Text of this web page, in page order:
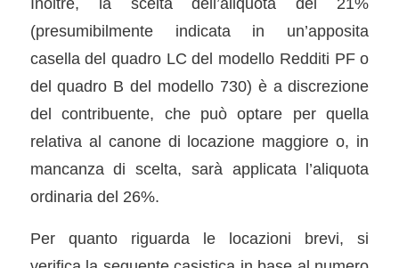
(presumibilmente indicata in un’apposita
casella del quadro LC del modello Redditi PF o
del quadro B del modello 730) è a discrezione
del contribuente, che può optare per quella
relativa al canone di locazione maggiore o, in
mancanza di scelta, sarà applicata l’aliquota
ordinaria del 26%.
Per quanto riguarda le locazioni brevi, si